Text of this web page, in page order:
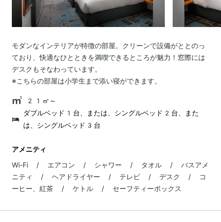
モダンなインテリアが特徴の部屋。クリーンで設備がととのっ
ており、快適なひとときを満喫できるところが魅力！窓際には
デスクもそなわっています。
※こちらの部屋は小学生まで添い寝ができます。
21㎡～
ダブルベッド1台、または、シングルベッド2台、また
は、シングルベッド3台
アメニティ
Wi-Fi / エアコン / シャワー / タオル / バスアメ
ニティ / ヘアドライヤー / テレビ / デスク / コ
ーヒー、紅茶 / ケトル / セーフティーボックス